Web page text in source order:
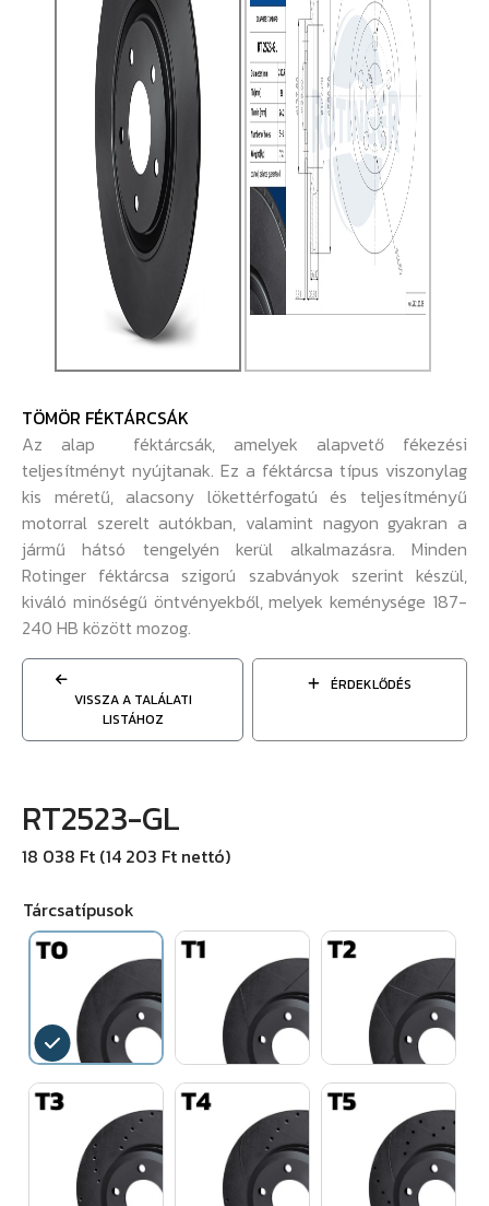
TÖMÖR FÉKTÁRCSÁK
Az alap féktárcsák, amelyek alapvető fékezési
teljesítményt nyújtanak. Ez a féktárcsa típus viszonylag
kis méretű, alacsony lökettérfogatú és teljesítményű
motorral szerelt autókban, valamint nagyon gyakran a
jármű hátsó tengelyén kerül alkalmazásra. Minden
Rotinger féktárcsa szigorú szabványok szerint készül,
kiváló minőségű öntvényekből, melyek keménysége 187-
240 HB között mozog.
VISSZA A TALÁLATI
LISTÁHOZ
ÉRDEKLŐDÉS
RT2523-GL
18 038 Ft (14 203 Ft nettó)
Tárcsatípusok